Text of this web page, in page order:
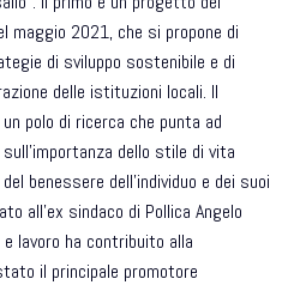
maggio 2021, che si propone di
di sviluppo sostenibile e di
delle istituzioni locali. Il
polo di ricerca che punta ad
dello stile di vita
benessere dell’individuo e dei suoi
all'ex sindaco di Pollica Angelo
lavoro ha contribuito alla
il principale promotore